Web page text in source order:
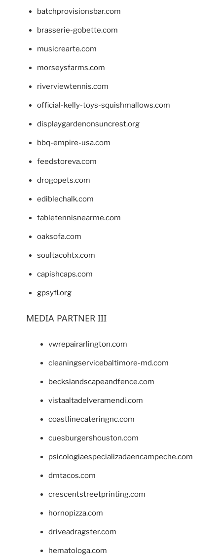
batchprovisionsbar.com
brasserie-gobette.com
musicrearte.com
morseysfarms.com
riverviewtennis.com
official-kelly-toys-squishmallows.com
displaygardenonsuncrest.org
bbq-empire-usa.com
feedstoreva.com
drogopets.com
ediblechalk.com
tabletennisnearme.com
oaksofa.com
soultacohtx.com
capishcaps.com
gpsyfl.org
MEDIA PARTNER III
vwrepairarlington.com
cleaningservicebaltimore-md.com
beckslandscapeandfence.com
vistaaltadelveramendi.com
coastlinecateringnc.com
cuesburgershouston.com
psicologiaespecializadaencampeche.com
dmtacos.com
crescentstreetprinting.com
hornopizza.com
driveadragster.com
hematologa.com